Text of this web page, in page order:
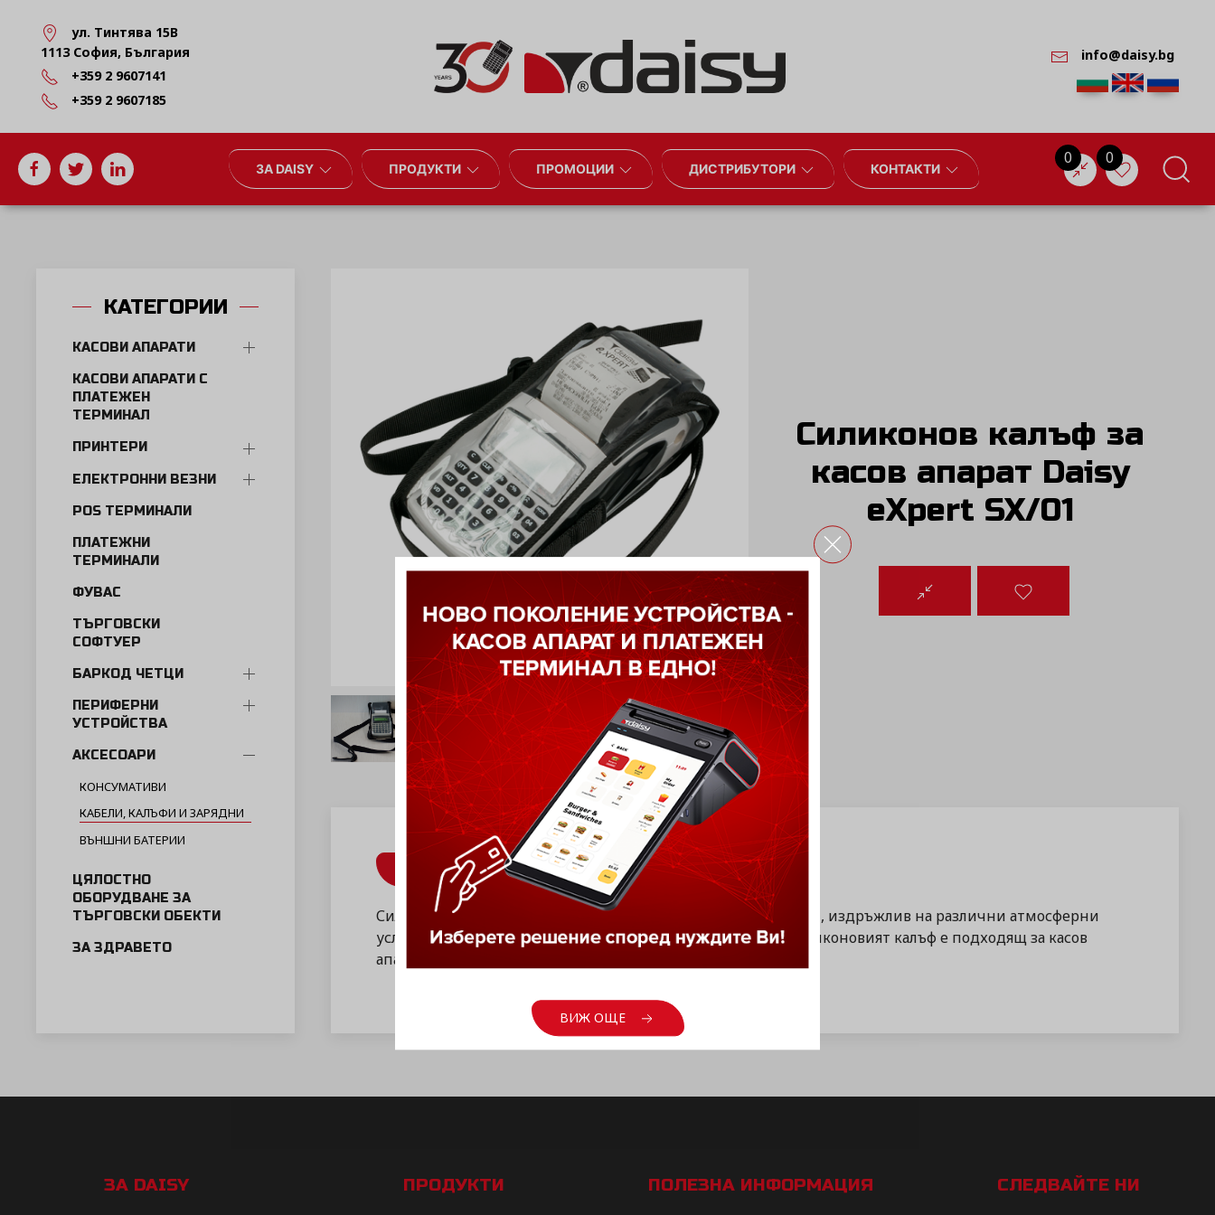
ул. Тинтява 15В
1113 София, България
+359 2 9607141
+359 2 9607185
info@daisy.bg
ЗА DAISY ПРОДУКТИ ПРОМОЦИИ ДИСТРИБУТОРИ КОНТАКТИ
0 0
КАТЕГОРИИ
КАСОВИ АПАРАТИ
КАСОВИ АПАРАТИ С
ПЛАТЕЖЕН
ТЕРМИНАЛ
ПРИНТЕРИ
ЕЛЕКТРОННИ ВЕЗНИ
POS ТЕРМИНАЛИ
ПЛАТЕЖНИ
ТЕРМИНАЛИ
ФУВАС
ТЪРГОВСКИ
СОФТУЕР
БАРКОД ЧЕТЦИ
ПЕРИФЕРНИ
УСТРОЙСТВА
АКСЕСОАРИ
КОНСУМАТИВИ
КАБЕЛИ, КАЛЪФИ И ЗАРЯДНИ
ВЪНШНИ БАТЕРИИ
ЦЯЛОСТНО
ОБОРУДВАНЕ ЗА
ТЪРГОВСКИ ОБЕКТИ
ЗА ЗДРАВЕТО
Силиконов калъф за
касов апарат Daisy
eXpert SX/01
ИНФОРМАЦИЯ
Силиконовият калъф е изработен от специализиран силикон, издръжлив на различни атмосферни
условия, което го прави подходящ за работа на открито. Силиконовият калъф е подходящ за касов
апарат модел Daisy eXpert 01, както и за Daisy eXpert SX.
ЗА DAISY ПРОДУКТИ ПОЛЕЗНА ИНФОРМАЦИЯ СЛЕДВАЙТЕ НИ
ВИЖ ОЩЕ